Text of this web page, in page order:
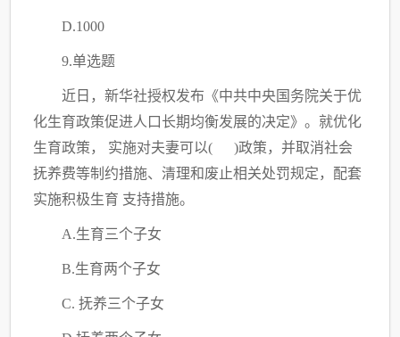
D.1000
9.单选题
近日，新华社授权发布《中共中央国务院关于优
化生育政策促进人口长期均衡发展的决定》。就优化
生育政策，
实施对夫妻可以( )政策，并取消社会
抚养费等制约措施、清理和废止相关处罚规定，配套
实施积极生育 支持措施。
A.生育三个子女
B.生育两个子女
C. 抚养三个子女